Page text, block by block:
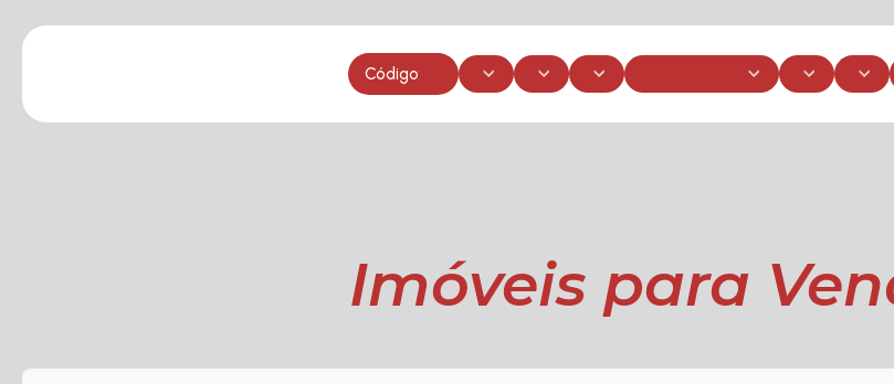
Imóveis para